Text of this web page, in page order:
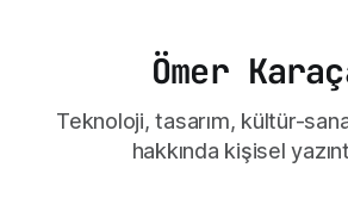
Ömer
Teknoloji, tasarım, kültür-
hakkında kişisel